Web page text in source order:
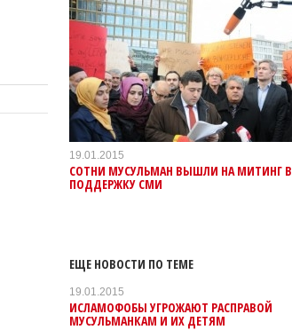
19.01.2015
СОТНИ МУСУЛЬМАН ВЫШЛИ НА МИТИНГ В
ПОДДЕРЖКУ СМИ
ЕЩЕ НОВОСТИ ПО ТЕМЕ
19.01.2015
ИСЛАМОФОБЫ УГРОЖАЮТ РАСПРАВОЙ
МУСУЛЬМАНКАМ И ИХ ДЕТЯМ